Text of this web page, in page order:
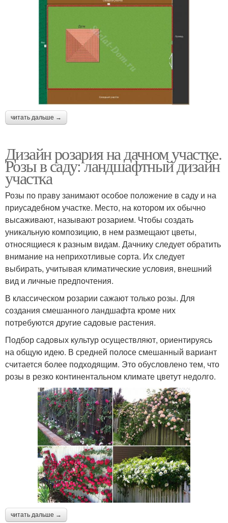
читать дальше →
Дизайн розария на дачном участке.
Розы в саду: ландшафтный дизайн
участка
Розы по праву занимают особое положение в саду и на
приусадебном участке. Место, на котором их обычно
высаживают, называют розарием. Чтобы создать
уникальную композицию, в нем размещают цветы,
относящиеся к разным видам. Дачнику следует обратить
внимание на неприхотливые сорта. Их следует
выбирать, учитывая климатические условия, внешний
вид и личные предпочтения.
В классическом розарии сажают только розы. Для
создания смешанного ландшафта кроме них
потребуются другие садовые растения.
Подбор садовых культур осуществляют, ориентируясь
на общую идею. В средней полосе смешанный вариант
считается более подходящим. Это обусловлено тем, что
розы в резко континентальном климате цветут недолго.
читать дальше →